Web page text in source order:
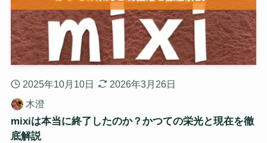
2025年10月10日
2026年3月26日
木澄
mixiは本当に終了したのか？かつての栄光と現在を徹
底解説